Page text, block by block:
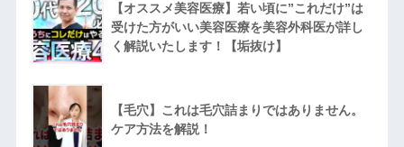
【オススメ美容医療】若い頃に”これだけ”は
受けた方がいい美容医療を美容外科医が詳し
く解説いたします！【垢抜け】
【毛穴】これは毛穴詰まりではありません。
ケア方法を解説！